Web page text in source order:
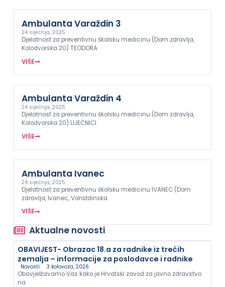
Ambulanta Varaždin 3
24 siječnja, 2025
Djelatnost za preventivnu školsku medicinu (Dom zdravlja,
Kolodvorska 20) TEODORA
VIŠE
Ambulanta Varaždin 4
24 siječnja, 2025
Djelatnost za preventivnu školsku medicinu (Dom zdravlja,
Kolodvorska 20) LIJEČNICI
VIŠE
Ambulanta Ivanec
24 siječnja, 2025
Djelatnost za preventivnu školsku medicinu IVANEC (Dom
zdravlja, Ivanec, Varaždinska
VIŠE
Aktualne novosti
OBAVIJEST- Obrazac 18.a za radnike iz trećih
zemalja – informacije za poslodavce i radnike
Novosti 3 kolovoza, 2026
Obavještavamo Vas kako je Hrvatski zavod za javno zdravstvo
na